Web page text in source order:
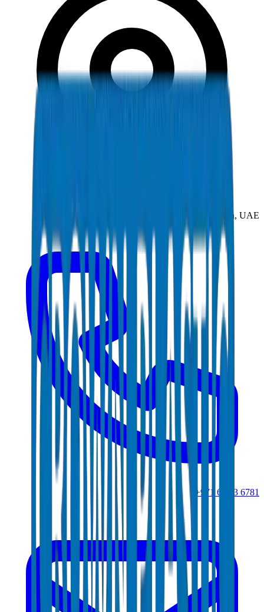
New Industrial Area, Umm Al Quwain, UAE
+971 6 543 6781